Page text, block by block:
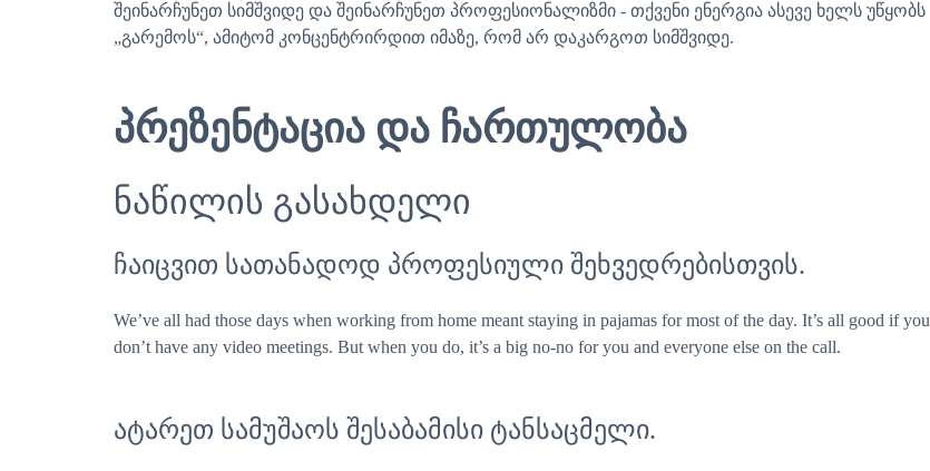
შეინარჩუნეთ სიმშვიდე და შეინარჩუნეთ პროფესიონალიზმი - თქვენი ენერგია ასევე ხელს უწყობს
„გარემოს“, ამიტომ კონცენტრირდით იმაზე, რომ არ დაკარგოთ სიმშვიდე.
პრეზენტაცია და ჩართულობა
ნაწილის გასახდელი
ჩაიცვით სათანადოდ პროფესიული შეხვედრებისთვის.
We’ve all had those days when working from home meant staying in pajamas for most of the day. It’s all good if you
don’t have any video meetings. But when you do, it’s a big no-no for you and everyone else on the call.
ატარეთ სამუშაოს შესაბამისი ტანსაცმელი.